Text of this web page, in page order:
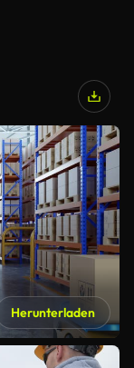
Herunterladen